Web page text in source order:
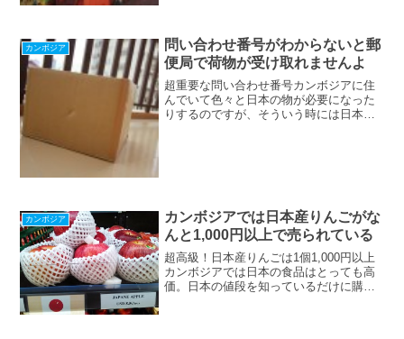
カンボジア
問い合わせ番号がわからないと郵
便局で荷物が受け取れませんよ
超重要な問い合わせ番号カンボジアに住
んでいて色々と日本の物が必要になった
りするのですが、そういう時には日本か
カンボジア
カンボジアでは日本産りんごがな
んと1,000円以上で売られている
超高級！日本産りんごは1個1,000円以上
カンボジアでは日本の食品はとっても高
価。日本の値段を知っているだけに購入